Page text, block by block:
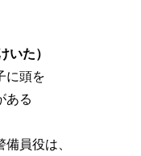
いた）
に頭を
ある
員役は、